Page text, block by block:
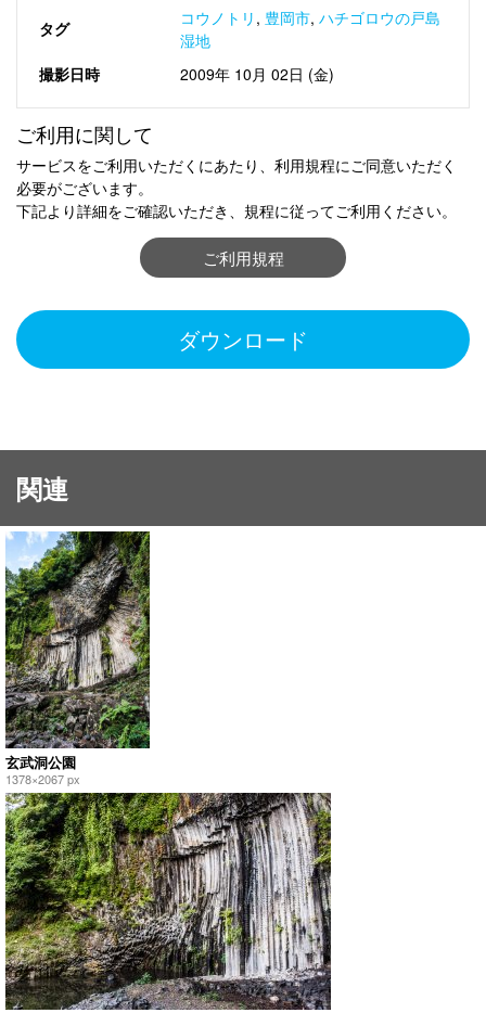
タグ コウノトリ , 豊岡市, ハチゴロウの戸島
湿地
撮影日時
2009年 10月 02日 (金)
ご利用に関して
サービスをご利用いただくにあたり、利用規程にご同意いただく
必要がございます。
下記より詳細をご確認いただき、規程に従ってご利用ください。
ご利用規程
ダウンロード
関連
玄武洞公園
1378×2067 px